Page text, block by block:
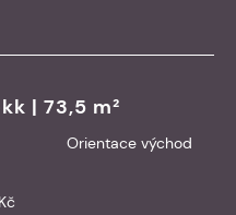
| 73,5 m²
Orientace východ
Kč